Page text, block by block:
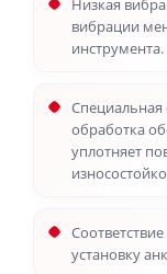
Низкая
вибрации
инструмента.
Специальная
обработка
уплотняет
установку